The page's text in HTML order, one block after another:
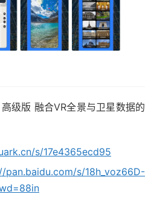
级版 融合VR全景与卫星数据的
s/17e4365ecd95
pan.baidu.com/s/18h_voz66D-